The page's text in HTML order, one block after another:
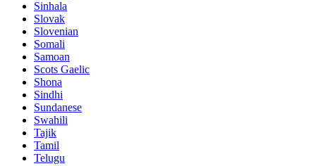
Sinhala
Slovak
Slovenian
Somali
Samoan
Scots Gaelic
Shona
Sindhi
Sundanese
Swahili
Tajik
Tamil
Telugu